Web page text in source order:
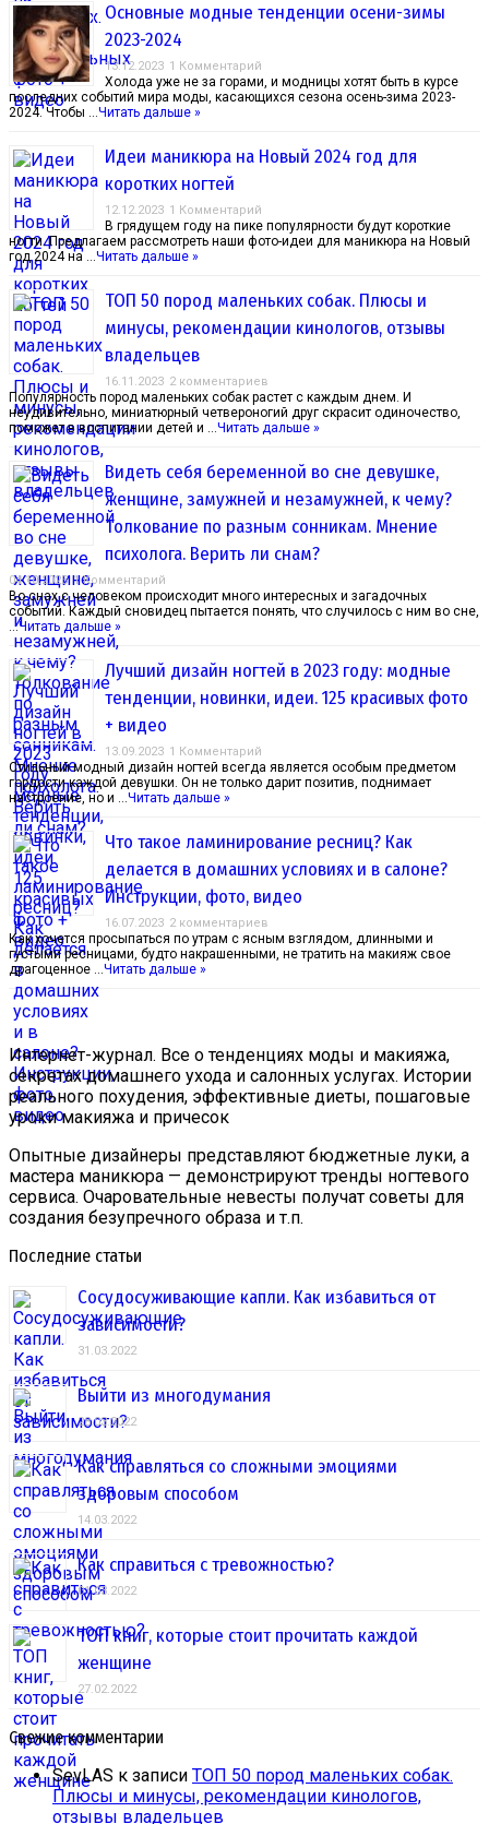
Основные модные тенденции осени-зимы
2023-2024
13.12.2023 1 Комментарий
Холода уже не за горами, и модницы хотят быть в курсе
последних событий мира моды, касающихся сезона осень-зима 2023-
2024. Чтобы …Читать дальше »
Идеи маникюра на Новый 2024 год для
коротких ногтей
12.12.2023 1 Комментарий
В грядущем году на пике популярности будут короткие
ногти. Предлагаем рассмотреть наши фото-идеи для маникюра на Новый
год 2024 на …Читать дальше »
ТОП 50 пород маленьких собак. Плюсы и
минусы, рекомендации кинологов, отзывы
владельцев
16.11.2023 2 комментариев
Популярность пород маленьких собак растет с каждым днем. И
неудивительно, миниатюрный четвероногий друг скрасит одиночество,
поможет в воспитании детей и …Читать дальше »
Видеть себя беременной во сне девушке,
женщине, замужней и незамужней, к чему?
Толкование по разным сонникам. Мнение
психолога. Верить ли снам?
04.10.2023 1 Комментарий
Во снах с человеком происходит много интересных и загадочных
событий. Каждый сновидец пытается понять, что случилось с ним во сне,
…Читать дальше »
Лучший дизайн ногтей в 2023 году: модные
тенденции, новинки, идеи. 125 красивых фото
+ видео
13.09.2023 1 Комментарий
Стильный модный дизайн ногтей всегда является особым предметом
гордости каждой девушки. Он не только дарит позитив, поднимает
настроение, но и …Читать дальше »
Что такое ламинирование ресниц? Как
делается в домашних условиях и в салоне?
Инструкции, фото, видео
16.07.2023 2 комментариев
Как хочется просыпаться по утрам с ясным взглядом, длинными и
густыми ресницами, будто накрашенными, не тратить на макияж свое
драгоценное …Читать дальше »
Интернет-журнал. Все о тенденциях моды и макияжа,
секретах домашнего ухода и салонных услугах. Истории
реального похудения, эффективные диеты, пошаговые
уроки макияжа и причесок
Опытные дизайнеры представляют бюджетные луки, а
мастера маникюра — демонстрируют тренды ногтевого
сервиса. Очаровательные невесты получат советы для
создания безупречного образа и т.п.
Последние статьи
Сосудосуживающие капли. Как избавиться от
зависимости?
31.03.2022
Выйти из многодумания
28.03.2022
Как справляться со сложными эмоциями
здоровым способом
14.03.2022
Как справиться с тревожностью?
01.03.2022
ТОП книг, которые стоит прочитать каждой
женщине
27.02.2022
Свежие комментарии
SevLAS к записи ТОП 50 пород маленьких собак.
Плюсы и минусы, рекомендации кинологов,
отзывы владельцев